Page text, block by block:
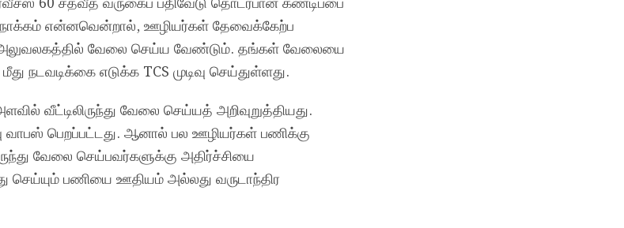
நோக்கம் என்னவென்றால், ஊழியர்கள் தேவைக்கேற்ப
அலுவலகத்தில் வேலை செய்ய வேண்டும். தங்கள் வேலையை
நடவடிக்கை எடுக்க TCS முடிவு செய்துள்ளது.
வீட்டிலிருந்து வேலை செய்யத் அறிவுறுத்தியது.
வாபஸ் பெறப்பட்டது. ஆனால் பல ஊழியர்கள் பணிக்கு
வேலை செய்பவர்களுக்கு அதிர்ச்சியை
பணியை ஊதியம் அல்லது வருடாந்திர